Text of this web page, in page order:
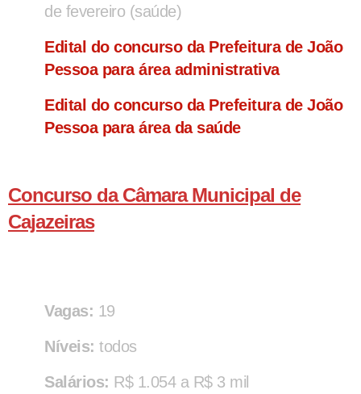
de fevereiro (saúde)
Edital do concurso da Prefeitura de João
Pessoa para área administrativa
Edital do concurso da Prefeitura de João
Pessoa para área da saúde
Concurso da Câmara Municipal de
Cajazeiras
Vagas: 19
Níveis: todos
Salários: R$ 1.054 a R$ 3 mil